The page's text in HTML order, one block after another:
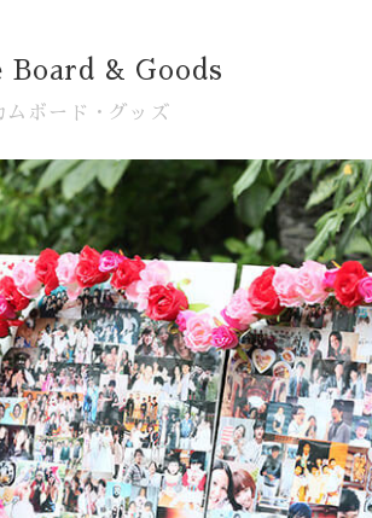
Board & Goods
ムボード・グッズ